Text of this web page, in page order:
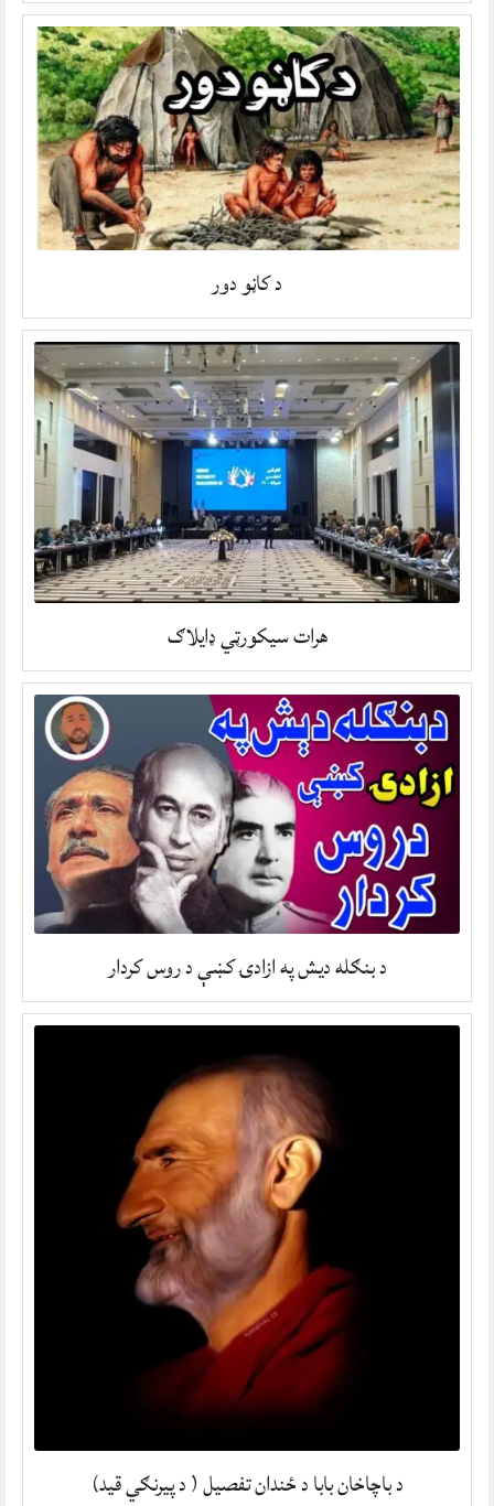
د کاڼو دور
هرات سیکورټي ډایلاګ
د بنګله ديش په ازادۍ کښې د روس کردار
د باچاخان بابا د ځندان تفصیل ( د پیرنګي قید)